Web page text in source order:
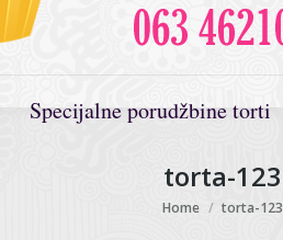
Specijalne porudžbine torti
torta-123
You are here:
Home torta-123